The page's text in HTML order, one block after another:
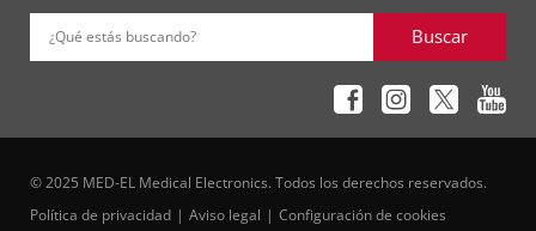
¿Qué estás buscando? Buscar
© 2025 MED-EL Medical Electronics. Todos los derechos reservados.
Política de privacidad
Aviso legal Configuración de cookies